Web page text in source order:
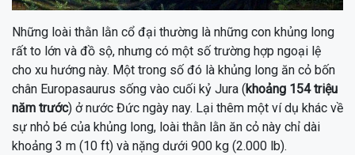
Những loài thằn lằn cổ đại thường là những con khủng long
rất to lớn và đồ sộ, nhưng có một số trường hợp ngoại lệ
cho xu hướng này. Một trong số đó là khủng long ăn cỏ bốn
chân Europasaurus sống vào cuối kỷ Jura (khoảng 154 triệu
năm trước) ở nước Đức ngày nay. Lại thêm một ví dụ khác về
sự nhỏ bé của khủng long, loài thằn lằn ăn cỏ này chỉ dài
khoảng 3 m (10 ft) và nặng dưới 900 kg (2.000 lb).